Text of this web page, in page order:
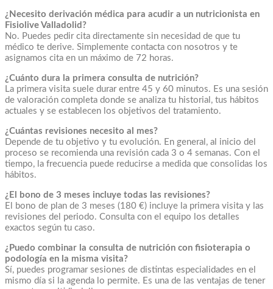
¿Necesito derivación médica para acudir a un nutricionista en
Fisiolive Valladolid?
No. Puedes pedir cita directamente sin necesidad de que tu
médico te derive. Simplemente contacta con nosotros y te
asignamos cita en un máximo de 72 horas.
¿Cuánto dura la primera consulta de nutrición?
La primera visita suele durar entre 45 y 60 minutos. Es una sesión
de valoración completa donde se analiza tu historial, tus hábitos
actuales y se establecen los objetivos del tratamiento.
¿Cuántas revisiones necesito al mes?
Depende de tu objetivo y tu evolución. En general, al inicio del
proceso se recomienda una revisión cada 3 o 4 semanas. Con el
tiempo, la frecuencia puede reducirse a medida que consolidas los
hábitos.
¿El bono de 3 meses incluye todas las revisiones?
El bono de plan de 3 meses (180 €) incluye la primera visita y las
revisiones del periodo. Consulta con el equipo los detalles
exactos según tu caso.
¿Puedo combinar la consulta de nutrición con fisioterapia o
podología en la misma visita?
Sí, puedes programar sesiones de distintas especialidades en el
mismo día si la agenda lo permite. Es una de las ventajas de tener